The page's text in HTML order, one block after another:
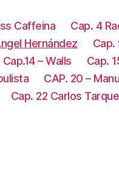
Caffeina Cap. 4
Hernández Cap.
Cap.14 – Walls Cap.
CAP. 20 –
Cap. 22 Carlos Tarque